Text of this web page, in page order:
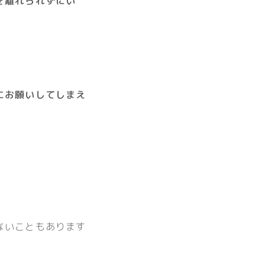
願いしてしまえ
こともあります